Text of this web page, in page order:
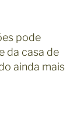
pode
da casa de
ainda mais